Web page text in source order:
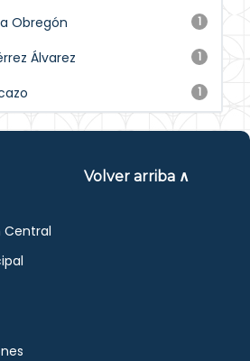
1
Obregón
1
Álvarez
1
Volver arriba ∧
Central